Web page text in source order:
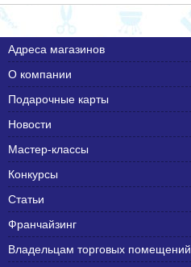
Адреса магазинов
О компании
Подарочные карты
Новости
Мастер-классы
Конкурсы
Статьи
Франчайзинг
Владельцам торговых помещений